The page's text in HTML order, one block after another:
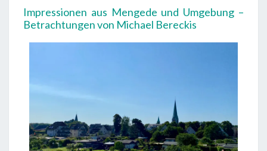
Impressionen aus Mengede und Umgebung –
Betrachtungen von Michael Bereckis